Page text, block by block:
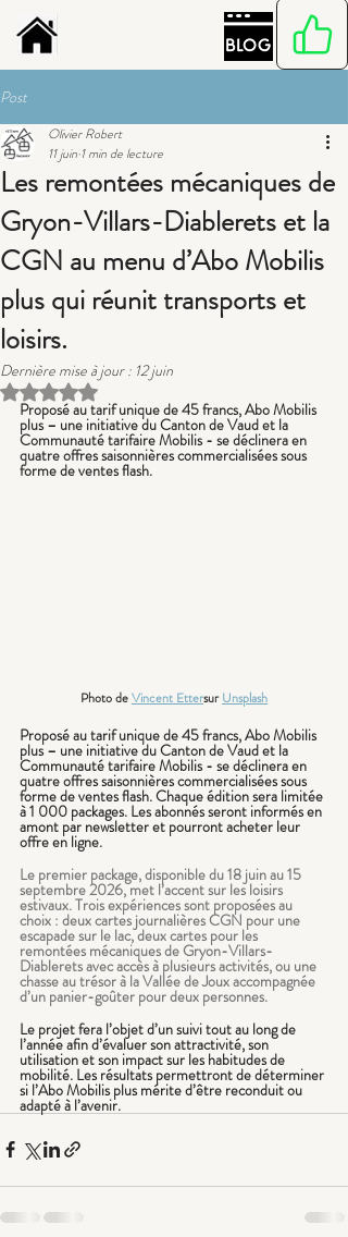
Post
Les remontées mécaniques de
Gryon-Villars-Diablerets et la
CGN au menu d’Abo Mobilis
plus qui réunit transports et
loisirs.
Olivier Robert
11 juin 1 min de lecture
Dernière mise à jour : 12 juin
Noté NaN étoiles sur 5.
Proposé au tarif unique de 45 francs, Abo Mobilis
plus – une initiative du Canton de Vaud et la
Communauté tarifaire Mobilis - se déclinera en
quatre offres saisonnières commercialisées sous
forme de ventes flash.
Photo de Vincent Ettersur Unsplash
Proposé au tarif unique de 45 francs, Abo Mobilis
plus – une initiative du Canton de Vaud et la
Communauté tarifaire Mobilis - se déclinera en
quatre offres saisonnières commercialisées sous
forme de ventes flash. Chaque édition sera limitée
à 1 000 packages. Les abonnés seront informés en
amont par newsletter et pourront acheter leur
offre en ligne.
Le premier package, disponible du 18 juin au 15
septembre 2026, met l’accent sur les loisirs
estivaux. Trois expériences sont proposées au
choix : deux cartes journalières CGN pour une
escapade sur le lac, deux cartes pour les
remontées mécaniques de Gryon-Villars-
Diablerets avec accès à plusieurs activités, ou une
chasse au trésor à la Vallée de Joux accompagnée
d’un panier-goûter pour deux personnes.
Le projet fera l’objet d’un suivi tout au long de
l’année afin d’évaluer son attractivité, son
utilisation et son impact sur les habitudes de
mobilité. Les résultats permettront de déterminer
si l’Abo Mobilis plus mérite d’être reconduit ou
adapté à l’avenir.